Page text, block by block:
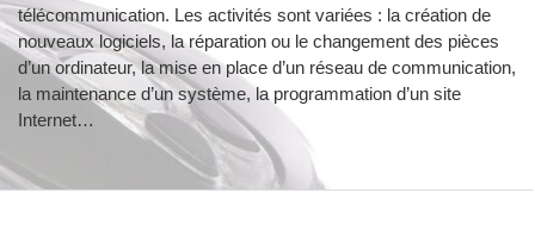
télécommunication. Les activités sont variées : la création de
nouveaux logiciels, la réparation ou le changement des pièces
d’un ordinateur, la mise en place d’un réseau de communication,
la maintenance d’un système, la programmation d’un site
Internet…